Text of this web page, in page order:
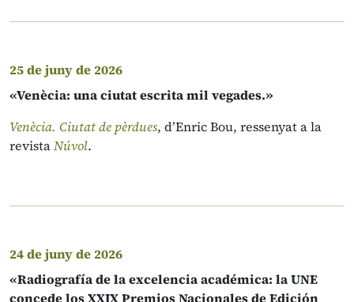
25 de juny de 2026
«Venècia: una ciutat escrita mil vegades.»
Venècia. Ciutat de pèrdues, d’Enric Bou, ressenyat a la
revistaNúvol.
24 de juny de 2026
«Radiografía de la excelencia académica: la UNE
concede los XXIX Premios Nacionales de Edición